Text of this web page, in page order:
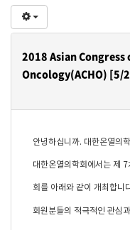
2018 Asian
Oncology(ACHO) [5/
안녕하십니까. 대한온열의
대한온열의학회에서는 제
회를 아래와 같이 개최합니
회원분들의 적극적인 관심